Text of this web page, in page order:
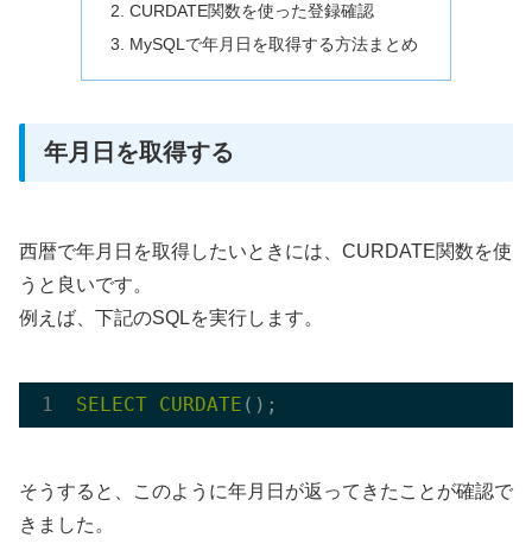
CURDATE関数を使った登録確認
MySQLで年月日を取得する方法まとめ
年月日を取得する
西暦で年月日を取得したいときには、CURDATE関数を使
うと良いです。
例えば、下記のSQLを実行します。
SELECT CURDATE
そうすると、このように年月日が返ってきたことが確認で
きました。